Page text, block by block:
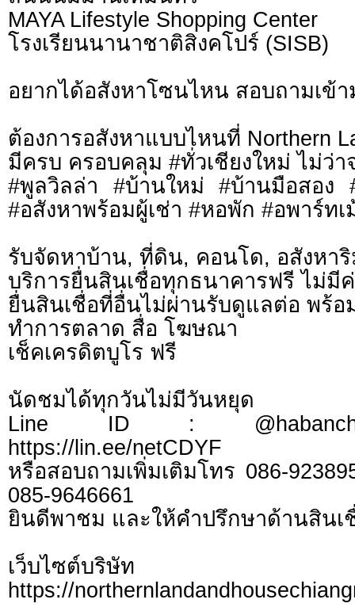
MAYA Lifestyle Shopping Center
โรงเรียนนานาชาติสิงคโปร์ (SISB)
อยากได้อสังหาโซนไหน สอบถามเข้า
ต้องการอสังหาแบบไหนที่ Northern
มีครบ ครอบคลุม #ทั่วเชียงใหม่ ไม่ว่า
#พูลวิลล่า #บ้านใหม่ #บ้านมือสอง
#อสังหาพร้อมผู้เช่า #หอพัก #อพาร์ท
รับจัดหาบ้าน, ที่ดิน, คอนโด, อสังหา
บริการยื่นสินเชื่อทุกธนาคารฟรี ไม่มี
ยื่นสินเชื่อที่อื่นไม่ผ่านรับดูแลต่อ พร้อ
ทำการตลาด สื่อ โฆษณา
เช็คเครดิตบูโร ฟรี
นัดชมได้ทุกวันไม่มีวันหยุด
Line ID :
https://lin.ee/netCDYF
หรือสอบถามเพิ่มเติมโทร 086-
085-9646661
ยินดีพาชม และให้คำปรึกษาด้านสินเ
เว็บไซต์บ
https://